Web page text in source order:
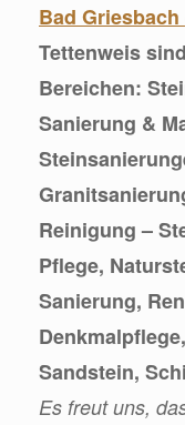
Bad
Tettenweis
Bereichen:
Sanierung &
Reinigung –
Pflege,
Sanierung,
Sandstein,
Es freut uns,